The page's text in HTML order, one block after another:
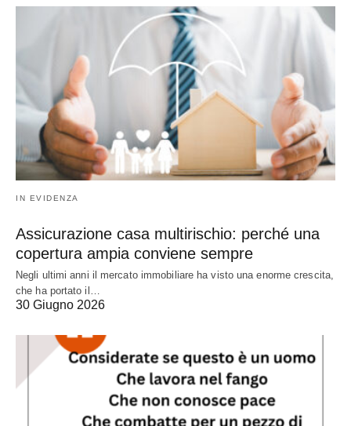
IN EVIDENZA
Assicurazione casa multirischio: perché una
copertura ampia conviene sempre
Negli ultimi anni il mercato immobiliare ha visto una enorme crescita,
che ha portato il…
30 Giugno 2026